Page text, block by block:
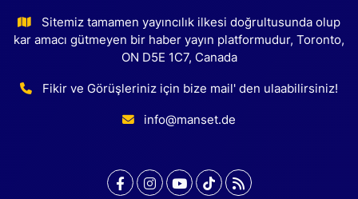
Sitemiz tamamen yayıncılık ilkesi doğrultusunda olup
kar amacı gütmeyen bir haber yayın platformudur, Toronto,
ON D5E 1C7, Canada
Fikir ve Görüşleriniz için bize mail' den ulaabilirsiniz!
info@manset.de